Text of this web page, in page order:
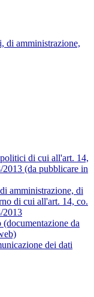
di amministrazione,
di cui all'art. 14,
(da pubblicare in
amministrazione, di
di cui all'art. 14, co.
2013
da
dei dati